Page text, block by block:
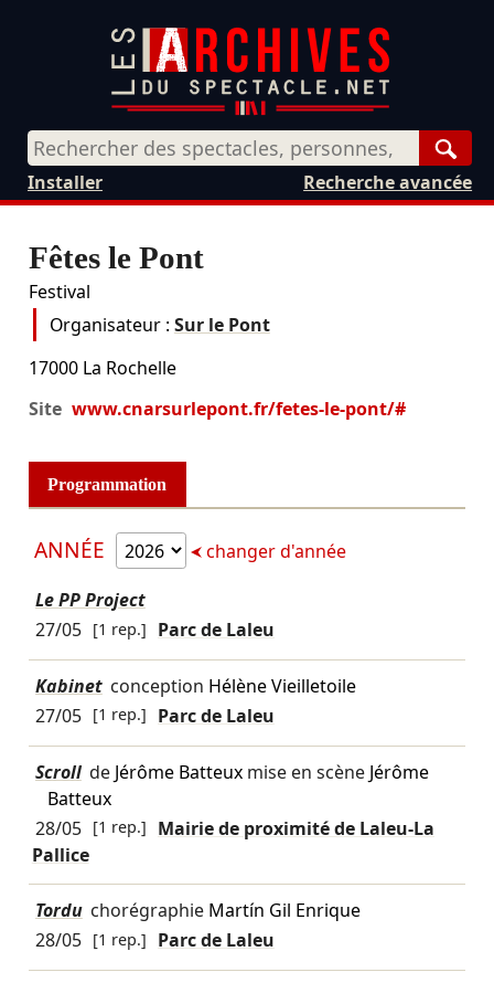
Recherche avancée
Installer
Fêtes le Pont
Festival
Organisateur : Sur le Pont
17000 La Rochelle
Site www.cnarsurlepont.fr/fetes-le-pont/#
Programmation
ANNÉE changer d'année
Le PP Project
27/05 [1 rep.] Parc de Laleu
Kabinet conception Hélène Vieilletoile
27/05 [1 rep.] Parc de Laleu
Scroll de Jérôme Batteuxmise en scène Jérôme
Batteux
28/05 [1 rep.]
Mairie de proximité de Laleu-La
Pallice
Tordu chorégraphie Martín Gil Enrique
28/05 [1 rep.] Parc de Laleu